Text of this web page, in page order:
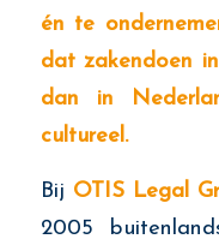
én te
dat zakendoen
dan in
cultureel.
Bij OTIS Legal
2005